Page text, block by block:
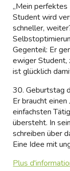
„Mein perfektes
Student wird
schneller,
Gegenteil: Er
ewiger
ist glücklich
30. Geburtstag
Er braucht
einfachsten
übersteht. In
schreiben über
Eine Idee mit
Plus